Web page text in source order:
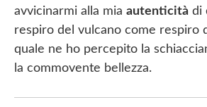
avvicinarmi alla mia autenticità di
respiro del vulcano come respiro
quale ne ho percepito la
la commovente bellezza.